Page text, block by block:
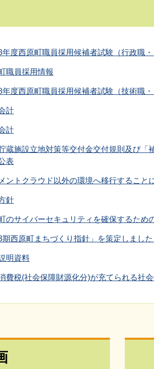
年度西原町職員採用候補者試験（行政職
職員採用情報
年度西原町職員採用候補者試験（技術職
計
計
蔵施設立地対策等交付金交付規則及び「
表
ントクラウド以外の環境へ移行すること
針
のサイバーセキュリティを確保するため
期西原町まちづくり指針」を策定しました
明資料
費税(社会保障財源化分)が充てられる社